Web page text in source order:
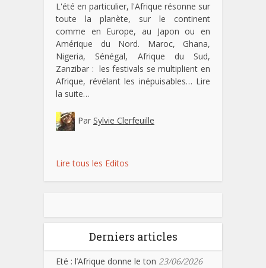
L'été en particulier, l'Afrique résonne sur
toute la planète, sur le continent
comme en Europe, au Japon ou en
Amérique du Nord. Maroc, Ghana,
Nigeria, Sénégal, Afrique du Sud,
Zanzibar : les festivals se multiplient en
Afrique, révélant les inépuisables… Lire
la suite…
Par Sylvie Clerfeuille
Lire tous les Editos
Derniers articles
Eté : l’Afrique donne le ton 23/06/2026